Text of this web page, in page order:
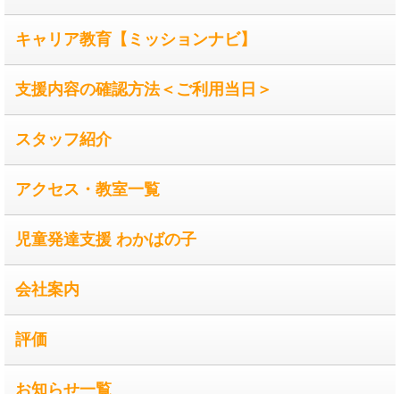
キャリア教育【ミッションナビ】
支援内容の確認方法＜ご利用当日＞
スタッフ紹介
アクセス・教室一覧
児童発達支援 わかばの子
会社案内
評価
お知らせ一覧